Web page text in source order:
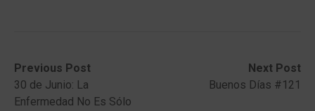
Post
navigation
Previous Post
Previous
post:30 de Junio: La
Enfermedad No Es Sólo
Next Post
Next
post:
Buenos Días #121